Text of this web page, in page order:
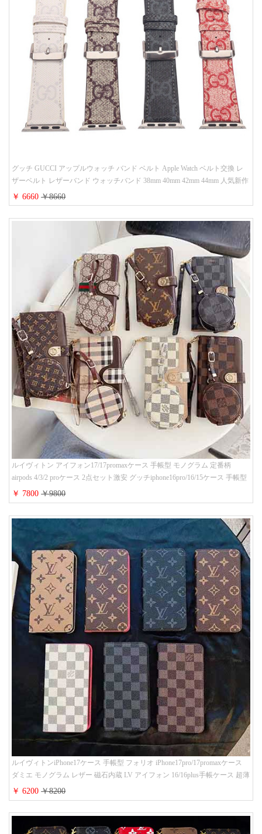
グッチ GUCCI アップルウォッチ バンド ベルト Apple Watch ベルト交換 レ
ザーベルト レザーバンド ウォッチバンド 38mm 40mm 42mm 44mm 人気新作
￥ 6660￥8660
ルイヴィトン アイフォン17/17promaxケース 手帳型 モノグラム 定番柄
airpods 4/3/2 proケース 2点セット激安 グッチiphone16pro/16/15ケース 手帳型
財布カード入り 多機能 ハイ ブランド Galaxy S25/S24/S23手帳カバー おすす
め
￥ 7800￥9800
ルイヴィトンiPhone17ケース 手帳型 フォリオ iPhone17pro/17promaxケース
ダミエ モノグラム レザー 磁石内蔵 LV アイフォン 16/16plus手帳ケース 超薄
ビジネス風 メンズ レディース おしゃれ ブランドiphone15/14/13手帳型スマ
ホケース お 揃い
￥ 6200￥8200